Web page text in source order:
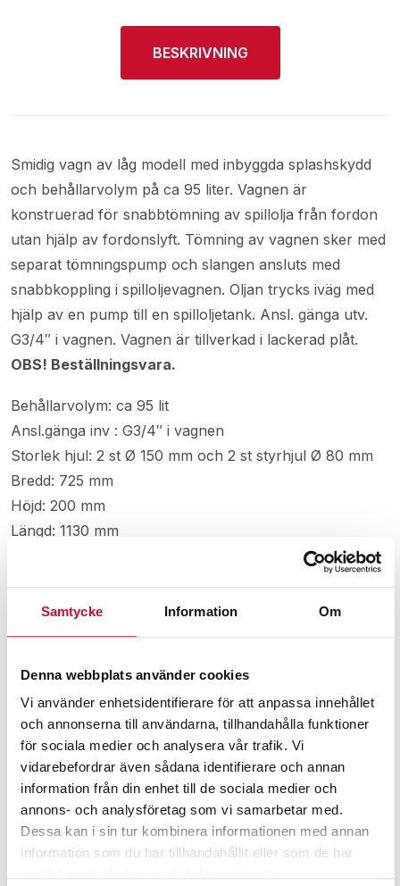
Samtycke Information Om
Denna webbplats använder cookies
Vi använder enhetsidentifierare för att anpassa innehållet
och annonserna till användarna, tillhandahålla funktioner
för sociala medier och analysera vår trafik. Vi
vidarebefordrar även sådana identifierare och annan
information från din enhet till de sociala medier och
annons- och analysföretag som vi samarbetar med.
Dessa kan i sin tur kombinera informationen med annan
information som du har tillhandahållit eller som de har
BESKRIVNING
Smidig vagn av låg modell med inbyggda splashskydd
och behållarvolym på ca 95 liter. Vagnen är
konstruerad för snabbtömning av spillolja från fordon
utan hjälp av fordonslyft. Tömning av vagnen sker med
separat tömningspump och slangen ansluts med
snabbkoppling i spilloljevagnen. Oljan trycks iväg med
hjälp av en pump till en spilloljetank. Ansl. gänga utv.
G3/4″ i vagnen. Vagnen är tillverkad i lackerad plåt.
OBS! Beställningsvara.
Behållarvolym: ca 95 lit
Ansl.gänga inv : G3/4″ i vagnen
Storlek hjul: 2 st Ø 150 mm och 2 st styrhjul Ø 80 mm
Bredd: 725 mm
Höjd: 200 mm
Längd: 1130 mm
Relaterade produkter